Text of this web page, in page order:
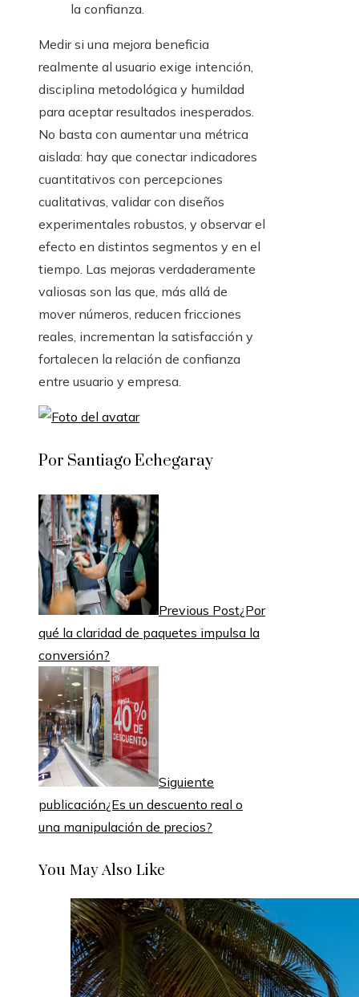
la confianza.
Medir si una mejora beneficia
realmente al usuario exige intención,
disciplina metodológica y humildad
para aceptar resultados inesperados.
No basta con aumentar una métrica
aislada: hay que conectar indicadores
cuantitativos con percepciones
cualitativas, validar con diseños
experimentales robustos, y observar el
efecto en distintos segmentos y en el
tiempo. Las mejoras verdaderamente
valiosas son las que, más allá de
mover números, reducen fricciones
reales, incrementan la satisfacción y
fortalecen la relación de confianza
entre usuario y empresa.
Por Santiago Echegaray
Previous Post¿Por
qué la claridad de paquetes impulsa la
conversión?
Siguiente
publicación¿Es un descuento real o
una manipulación de precios?
You May Also Like